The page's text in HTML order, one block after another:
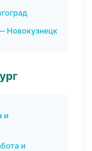
Новокузнецк
и
и